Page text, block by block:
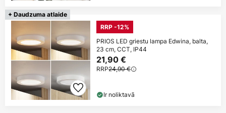
+ Daudzuma atlaide
RRP -12%
PRIOS LED griestu lampa Edwina, balta,
23 cm, CCT, IP44
21,90 €
RRP24,90 €
Ir noliktavā